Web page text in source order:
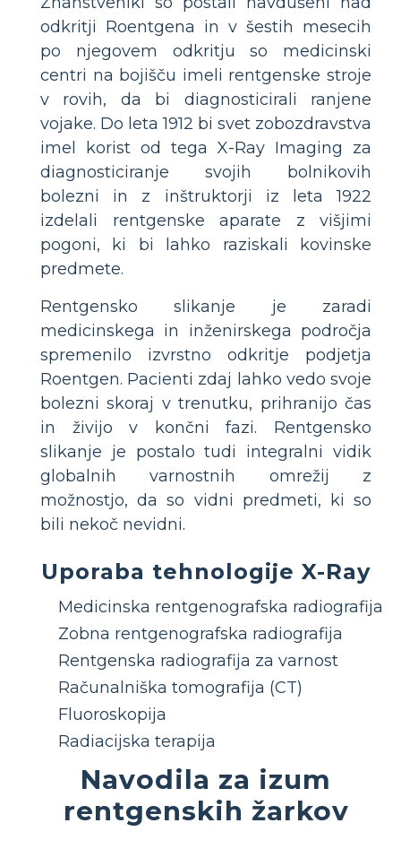
odkritji Roentgena in v šestih mesecih
po njegovem odkritju so medicinski
centri na bojišču imeli rentgenske stroje
v rovih, da bi diagnosticirali ranjene
vojake. Do leta 1912 bi svet zobozdravstva
imel korist od tega X-Ray Imaging za
diagnosticiranje svojih bolnikovih
bolezni in z inštruktorji iz leta 1922
izdelali rentgenske aparate z višjimi
pogoni, ki bi lahko raziskali kovinske
predmete.
Rentgensko slikanje je zaradi
medicinskega in inženirskega področja
spremenilo izvrstno odkritje podjetja
Roentgen. Pacienti zdaj lahko vedo svoje
bolezni skoraj v trenutku, prihranijo čas
in živijo v končni fazi. Rentgensko
slikanje je postalo tudi integralni vidik
globalnih varnostnih omrežij z
možnostjo, da so vidni predmeti, ki so
bili nekoč nevidni.
Uporaba tehnologije X-Ray
Medicinska rentgenografska radiografija
Zobna rentgenografska radiografija
Rentgenska radiografija za varnost
Računalniška tomografija (CT)
Fluoroskopija
Radiacijska terapija
Navodila za izum
rentgenskih žarkov